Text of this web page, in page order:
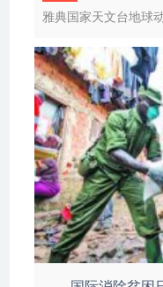
雅典国家天文台地球